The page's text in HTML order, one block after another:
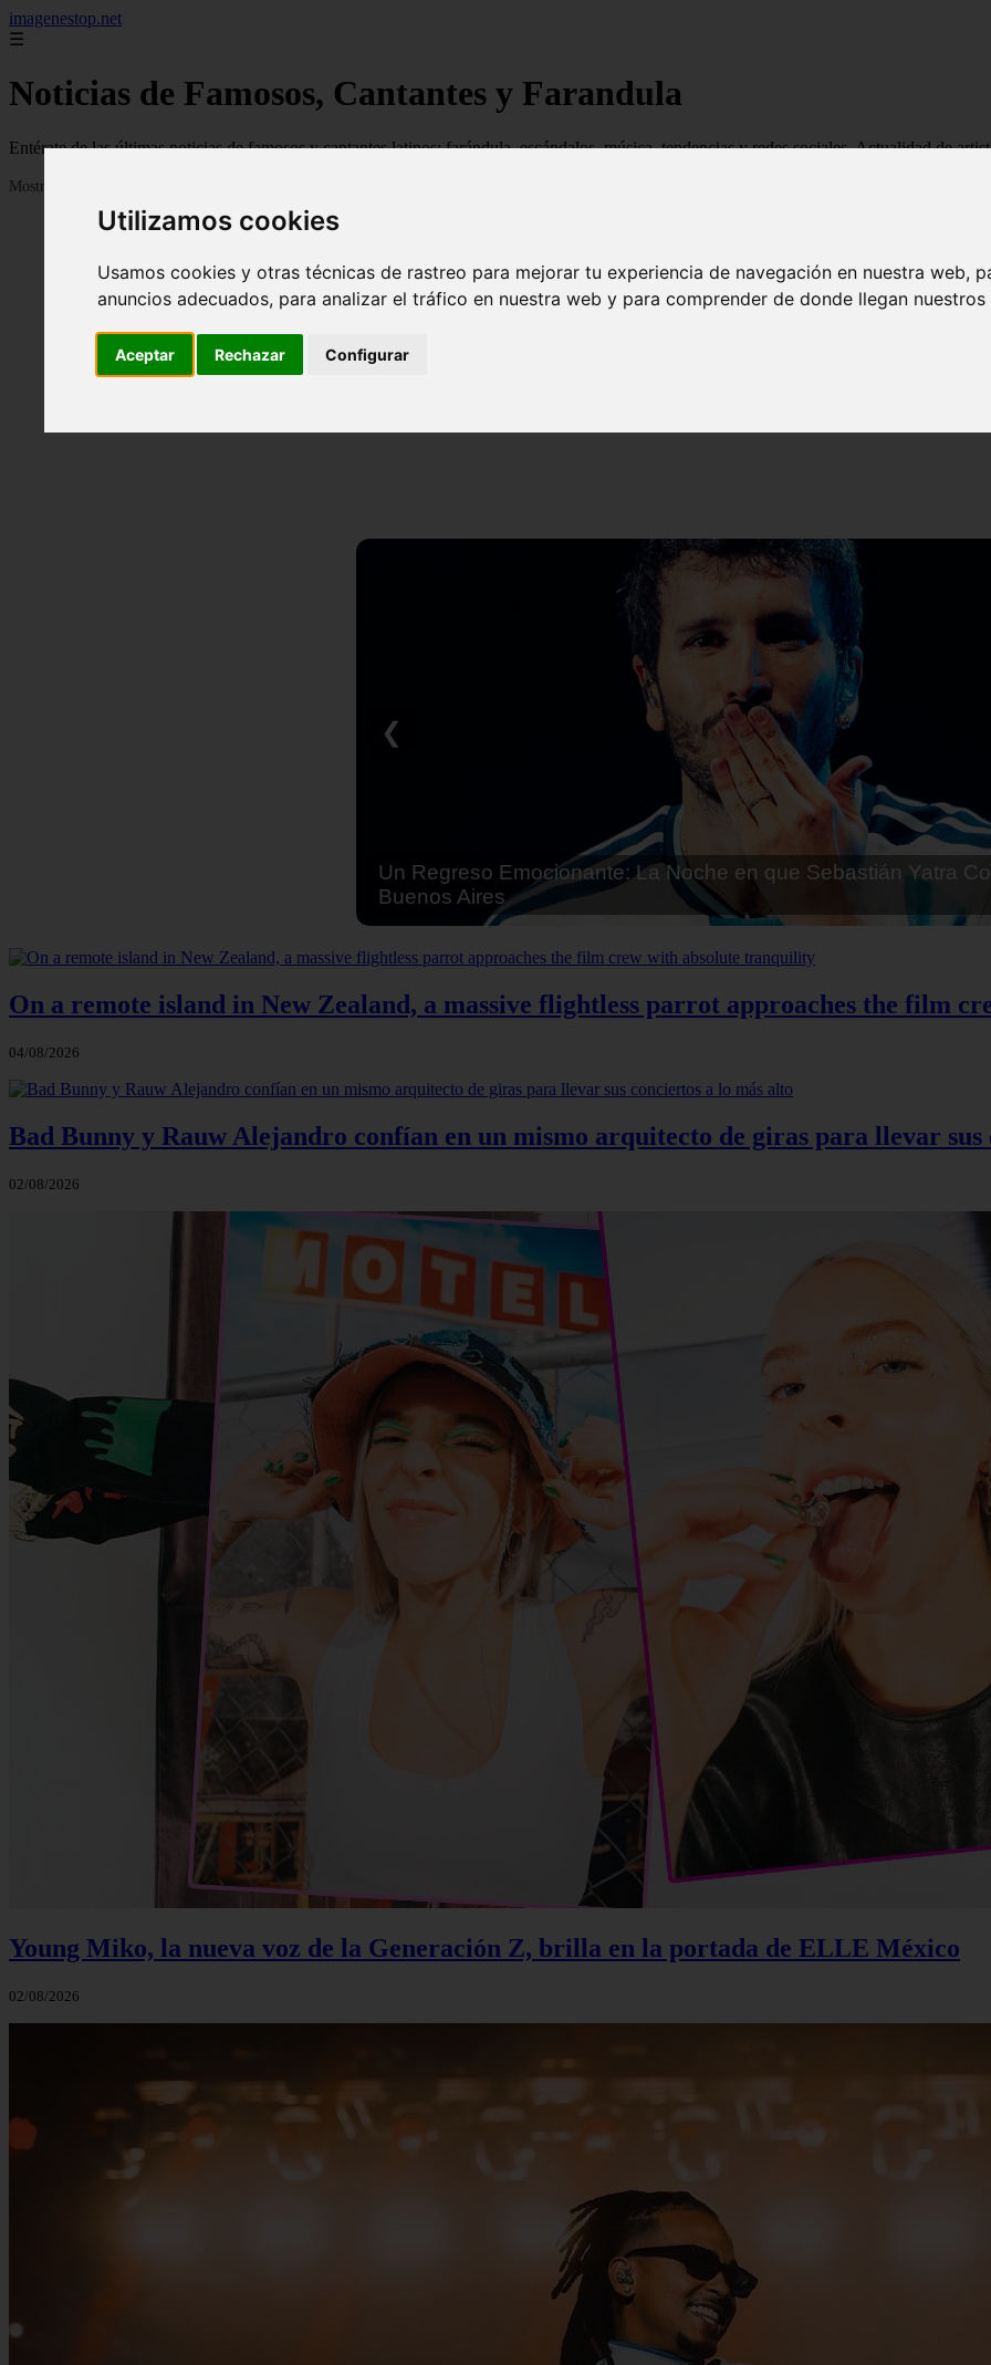
Utilizamos cookies
Usamos cookies y otras técnicas de rastreo para mejorar tu experiencia de navegación en nuestra web,
anuncios adecuados, para analizar el tráfico en nuestra web y para comprender de donde llegan
Aceptar Rechazar Configurar
imagenestop.net
☰
Noticias de Famosos, Cantantes y Farandula
Entérate de las últimas noticias de famosos y cantantes latinos: farándula, escándalos, música, tendencias y redes sociales. Actualidad de
Mostrando 1 - 24 de 1585 artículos
Un Regreso Emocionante: La Noche en que Sebastián Yatra
Buenos Aires
❮
On a remote island in New Zealand, a massive flightless parrot approaches the film
04/08/2026
Bad Bunny y Rauw Alejandro confían en un mismo arquitecto de giras para llevar sus
02/08/2026
Young Miko, la nueva voz de la Generación Z, brilla en la portada de ELLE México
02/08/2026